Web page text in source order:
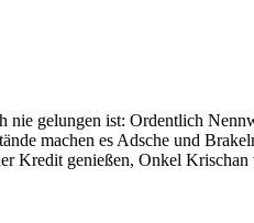
nie gelungen ist: Ordentlich
machen es Adsche und
Kredit genießen, Onkel